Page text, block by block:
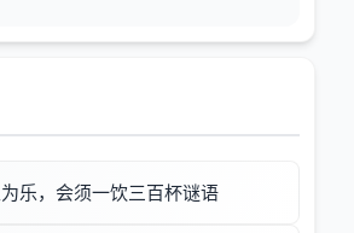
乐，会须一饮三百杯谜语